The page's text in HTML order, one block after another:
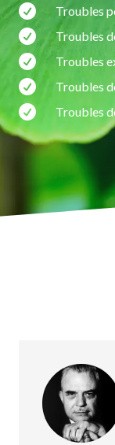
 Troubles
 Troubles
 Troubles
 Troubles
 Troubles